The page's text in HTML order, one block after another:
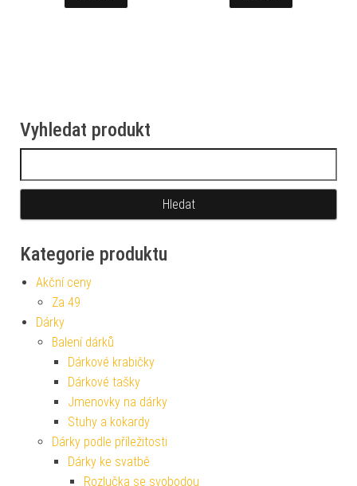
Vyhledat produkt
Kategorie produktu
Akční ceny
Za 49
Dárky
Balení dárků
Dárkové krabičky
Dárkové tašky
Jmenovky na dárky
Stuhy a kokardy
Dárky podle příležitosti
Dárky ke svatbě
Rozlučka se svobodou